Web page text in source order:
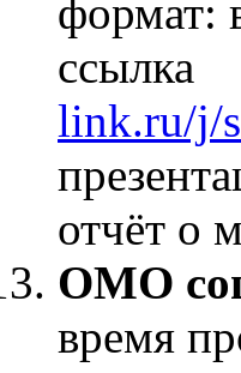
формат:
link.ru/j/
отчёт о
ОМО
время